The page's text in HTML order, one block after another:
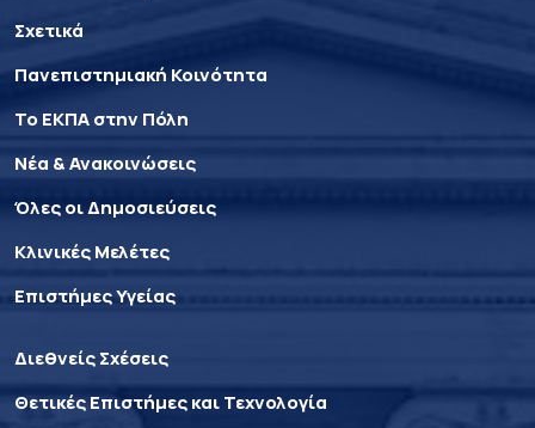
Σχετικά
Πανεπιστημιακή Κοινότητα
Το ΕΚΠΑ στην Πόλη
Νέα & Ανακοινώσεις
Όλες οι Δημοσιεύσεις
Κλινικές Μελέτες
Επιστήμες Υγείας
Διεθνείς Σχέσεις
Θετικές Επιστήμες και Τεχνολογία